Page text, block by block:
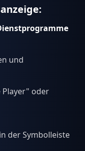
und
Player" oder
der Symbolleiste